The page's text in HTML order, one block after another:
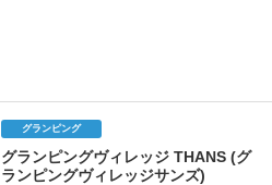
グランピング
グランピングヴィレッジ THANS (グ
ランピングヴィレッジサンズ)